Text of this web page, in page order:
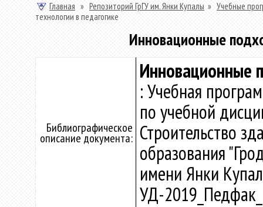
Главная » Репозиторий ГрГУ им. Янки Купалы » Учебные
технологии в педагогике
Инновационные
Библиографическое
описание документа:
Инновационные
: Учебная
по учебной
Строительство
образования
имени Янки
УД-